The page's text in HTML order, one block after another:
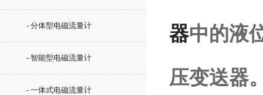
- 分体型电磁流量计
- 智能型电磁流量计
- 一体式电磁流量计
器中的液
压变送器